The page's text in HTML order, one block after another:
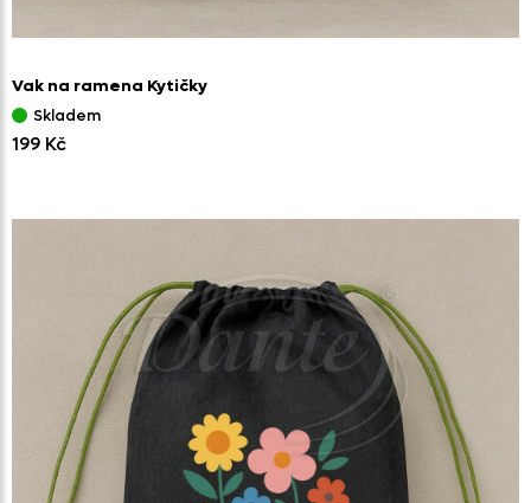
Vak na ramena Kytičky
Skladem
199 Kč